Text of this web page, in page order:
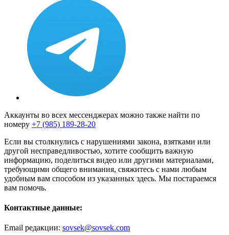
Аккаунты во всех мессенджерах можно также найти по
номеру +7 (985) 189-28-20
Если вы столкнулись с нарушениями закона, взятками или
другой несправедливостью, хотите сообщить важную
информацию, поделиться видео или другими материалами,
требующими общего внимания, свяжитесь с нами любым
удобным вам способом из указанных здесь. Мы постараемся
вам помочь.
Контактные данные:
Email редакции: sovsek@sovsek.com